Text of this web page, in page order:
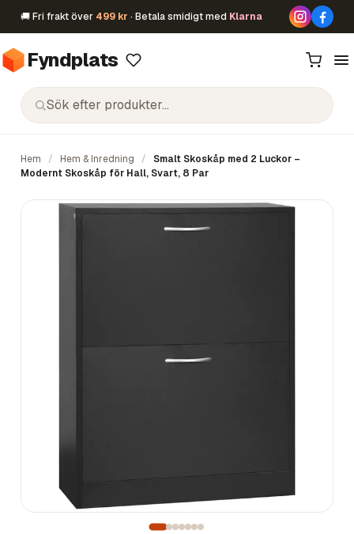
🚚 Fri frakt över 499 kr · Betala smidigt med Klarna
Fyndplats
Hem / Hem & Inredning /
Smalt Skoskåp med 2 Luckor –
Modernt Skoskåp för Hall, Svart, 8 Par